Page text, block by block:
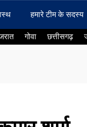
हमारे टीम के सदस्य
गोवा छत्तीसगढ़